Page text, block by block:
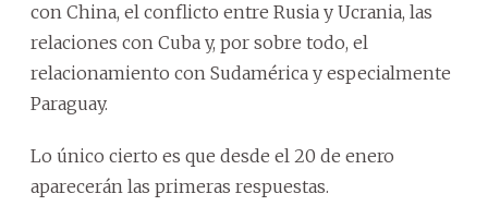
con China, el conflicto entre Rusia y Ucrania, las
relaciones con Cuba y, por sobre todo, el
relacionamiento con Sudamérica y especialmente
Paraguay.
Lo único cierto es que desde el 20 de enero
aparecerán las primeras respuestas.